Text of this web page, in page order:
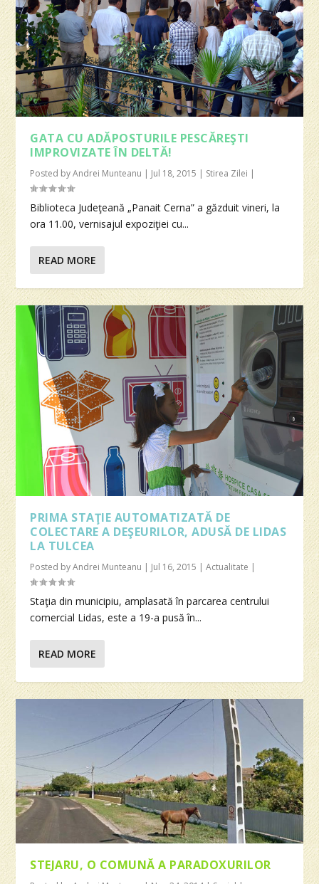
GATA CU ADĂPOSTURILE PESCĂREŞTI
IMPROVIZATE ÎN DELTĂ!
Posted byAndrei Munteanu | Jul 18, 2015 | Stirea Zilei |
Biblioteca Judeţeană „Panait Cerna” a găzduit vineri, la
ora 11.00, vernisajul expoziţiei cu...
READ MORE
PRIMA STAŢIE AUTOMATIZATĂ DE
COLECTARE A DEŞEURILOR, ADUSĂ DE LIDAS
LA TULCEA
Posted byAndrei Munteanu | Jul 16, 2015 |Actualitate |
Staţia din municipiu, amplasată în parcarea centrului
comercial Lidas, este a 19-a pusă în...
READ MORE
STEJARU, O COMUNĂ A PARADOXURILOR